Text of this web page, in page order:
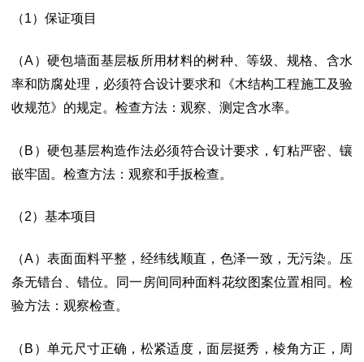
（1）保证项目
（A）硬包墙面基层板所用材料的树种、等级、规格、含水
率和防腐处理，必须符合设计要求和《木结构工程施工及验
收规范》的规定。 检查方法：观察、测定含水率。
（B）硬包基层构造作法必须符合设计要求，钉粘严密、镶
嵌牢固。检查方法：观察和手扳检查。
（2）基本项目
（A）表面面料平整，经纬线顺直，色泽一致，无污染。压
条无错台、错位。同一 房间同种面料花纹图案位置相同。检
验方法：观察检查。
（B）单元尺寸正确，松紧适度，面层挺秀，棱角方正，周